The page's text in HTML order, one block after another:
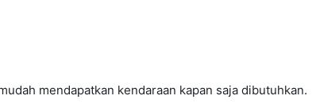
mendapatkan kendaraan kapan saja dibutuhkan.